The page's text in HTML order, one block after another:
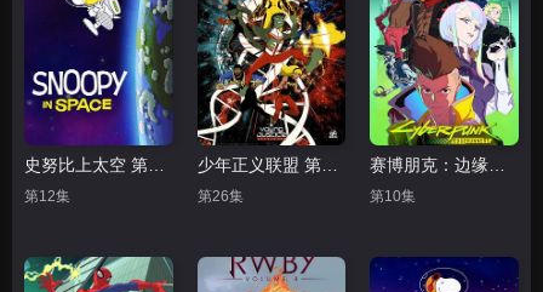
第12集
少年正义联盟 第三季
第26集 第10集